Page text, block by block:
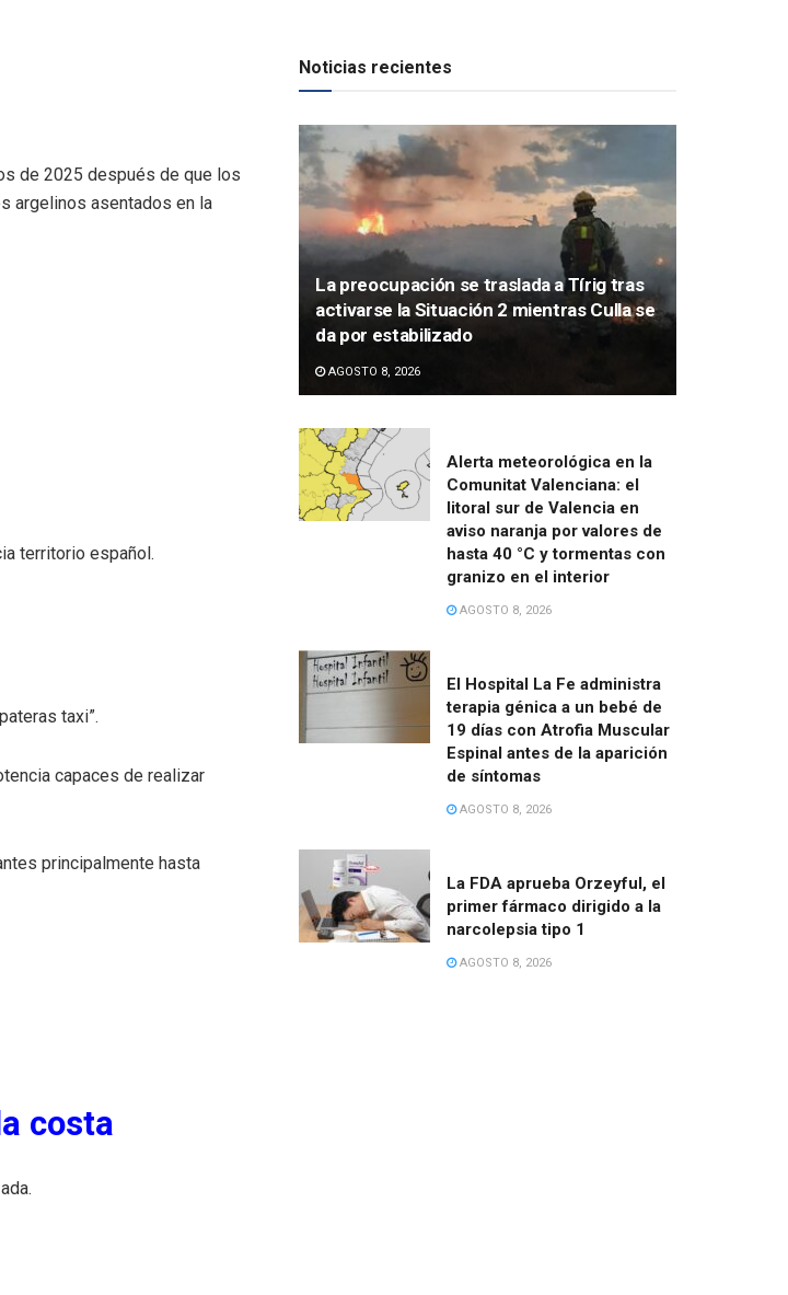
de 2025 después de que los
argelinos asentados en la
territorio español.
taxi”.
capaces de realizar
principalmente hasta
costa
Noticias recientes
La preocupación se traslada a Tírig tras
activarse la Situación 2 mientras Culla se
da por estabilizado
AGOSTO 8, 2026
Alerta meteorológica en la
Comunitat Valenciana: el
litoral sur de Valencia en
aviso naranja por valores de
hasta 40 °C y tormentas con
granizo en el interior
AGOSTO 8, 2026
El Hospital La Fe administra
terapia génica a un bebé de
19 días con Atrofia Muscular
Espinal antes de la aparición
de síntomas
AGOSTO 8, 2026
La FDA aprueba Orzeyful, el
primer fármaco dirigido a la
narcolepsia tipo 1
AGOSTO 8, 2026